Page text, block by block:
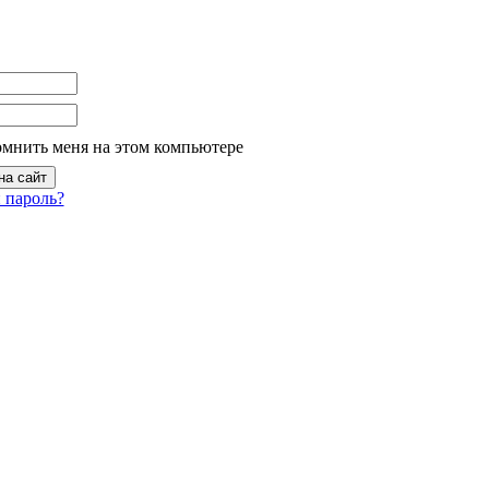
меня на этом компьютере